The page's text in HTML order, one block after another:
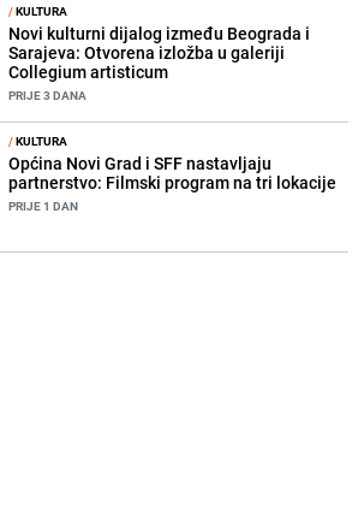
/KULTURA
Novi kulturni dijalog između Beograda i
Sarajeva: Otvorena izložba u galeriji
Collegium artisticum
PRIJE 3 DANA
/KULTURA
Općina Novi Grad i SFF nastavljaju
partnerstvo: Filmski program na tri lokacije
PRIJE 1 DAN